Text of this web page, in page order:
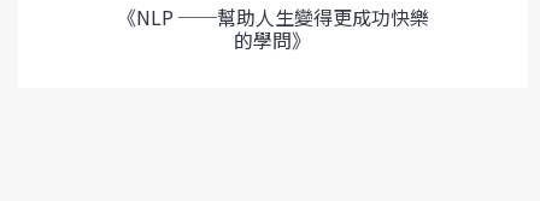
《NLP ──幫助人生變得更成功快樂
的學問》